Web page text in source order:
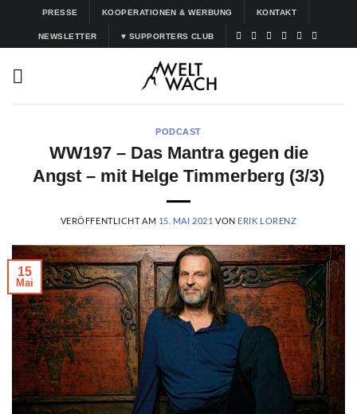
springen
PRESSE KOOPERATIONEN & WERBUNG KONTAKT
NEWSLETTER ♥ SUPPORTERS CLUB
PODCAST
WW197 – Das Mantra gegen die
Angst – mit Helge Timmerberg (3/3)
VERÖFFENTLICHT AM 15. MAI 2021 VON ERIK LORENZ
15
Mai